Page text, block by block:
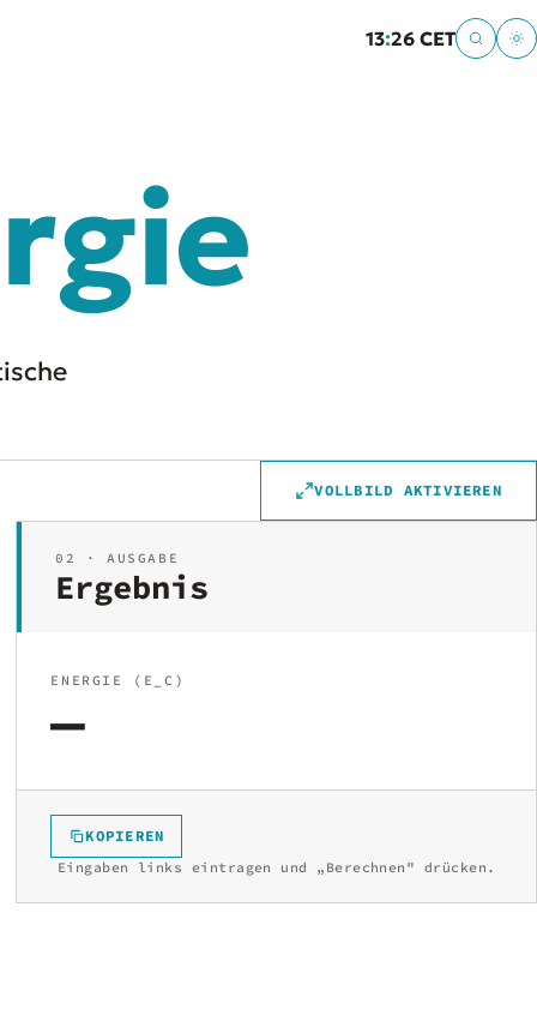
13:26 CET
VOLLBILD AKTIVIEREN
02 · AUSGABE
Ergebnis
ENERGIE (E_C)
—
KOPIEREN
Eingaben links eintragen und „Berechnen" drücken.